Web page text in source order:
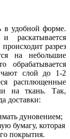
в удобной форме.
раскатывается
разрез
на небольшие
обрабатывается
слой до 1-2
расплющенные
на ткань. Так,
доставки:
дуновением;
бумагу, которая
покрытия.